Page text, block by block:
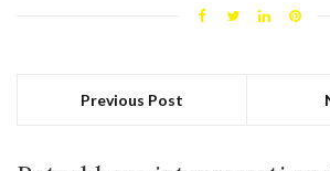
Previous Post